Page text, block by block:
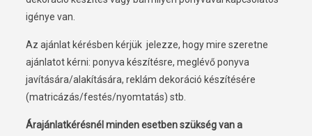
igénye van.
Az ajánlat kérésben kérjük jelezze, hogy mire szeretne
ajánlatot kérni: ponyva készítésre, meglévő ponyva
javítására/alakítására, reklám dekoráció készítésére
(matricázás/festés/nyomtatás) stb.
Árajánlatkérésnél minden esetben szükség van a